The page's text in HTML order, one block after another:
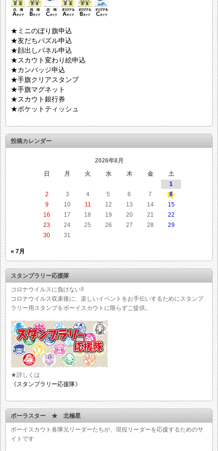
★ミニのぼり旗申込
★友だちパズル申込
★顔出しパネル申込
★スカウト変わり絵申込
★カンバッジ申込
★手旗クリアスタンプ
★手旗マグネット
★スカウト銀行券
★ポケットティッシュ
投稿カレンダー
2026年8月
日
月 火 水 木 金
土
1
2
3 4 5 6 7
8
9
10 11 12 13 14
15
16
17 18 19 20 21
22
23
24 25 26 27 28
29
30
31
« 7月
スタンプラリー応援隊
コロナウイルスに負けない!!
コロナウイルス収束後に、楽しいイベントをお手伝いするためにスタンプ
ラリー用スタンプをボーイスカウトに限らずご提供。
★詳しくは
《スタンプラリー応援隊》
ポーラスター ★ 北極星
ボーイスカウト各隊元リーダーたちが、現役リーダーを応援するためのサ
イトです